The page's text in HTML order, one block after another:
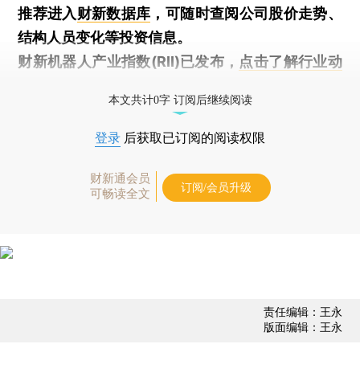
推荐进入财新数据库 ，可随时查阅公司股价走势、
结构人员变化等投资信息。
财新机器人产业指数(RII)已发布， 点击了解行业动
本文共计0字 订阅后继续阅读
登录 后获取已订阅的阅读权限
财新通会员
可畅读全文
订阅/会员升级
责任编辑：王永
版面编辑：王永